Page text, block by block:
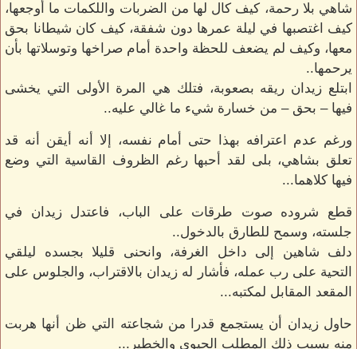
شاهي بلا رحمة، كيف كال لها من الضربات واللكمات ما أوجعها،
كيف اغتصبها في ليلة عمرها دون شفقة، كيف كان شيطانا بحق
معها، وكيف لم يضعف للحظة واحدة أمام صراخها وتوسلاتها بأن
يرحمها..
ابتلع زيدان ريقه بصعوبة، فتلك هي المرة الأولى التي يخشى
فيها – بحق – من خسارة شيء ما غالي عليه..
ورغم عدم اعترافه بهذا حتى أمام نفسه، إلا أنه أيقن أنه قد
تعلق بشاهي، بلى لقد أحبها رغم الظروف القاسية التي وضع
فيها كلاهما...
قطع شروده صوت طرقات على الباب، فاعتدل زيدان في
جلسته، وسمح للطارق بالدخول..
دلف شاهين إلى داخل الغرفة، وانحنى قليلا بجسده ليلقي
التحية على رب عمله، فأشار له زيدان بالاقتراب، والجلوس على
المقعد المقابل لمكتبه...
حاول زيدان أن يستجمع قدرا من شجاعته التي ظن أنها هربت
منه بسبب ذلك المطلب الحيوي والخطير...